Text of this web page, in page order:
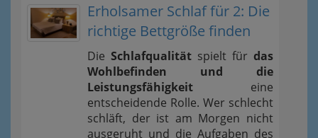
Erholsamer Schlaf für 2: Die
richtige Bettgröße finden
Die Schlafqualität spielt für das
Wohlbefinden und die
Leistungsfähigkeit eine
entscheidende Rolle. Wer schlecht
schläft, der ist am Morgen nicht
ausgeruht und die Aufgaben des